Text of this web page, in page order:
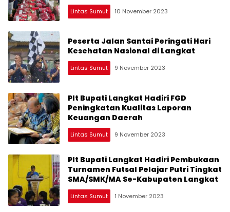
Lintas Sumut 10 November 2023
Peserta Jalan Santai Peringati Hari
Kesehatan Nasional di Langkat
Lintas Sumut 9 November 2023
Plt Bupati Langkat Hadiri FGD
Peningkatan Kualitas Laporan
Keuangan Daerah
Lintas Sumut 9 November 2023
Plt Bupati Langkat Hadiri Pembukaan
Turnamen Futsal Pelajar Putri Tingkat
SMA/SMK/MA Se-Kabupaten Langkat
Lintas Sumut 1 November 2023